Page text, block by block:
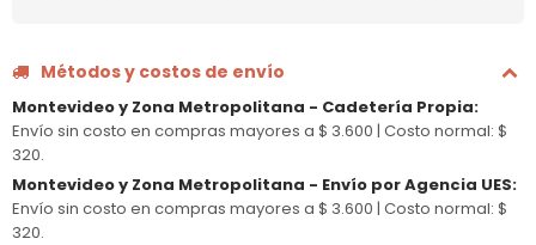
Métodos y costos de envío
Montevideo y Zona Metropolitana - Cadetería Propia:
Envío sin costo en compras mayores a $ 3.600 | Costo normal: $
320.
Montevideo y Zona Metropolitana - Envío por Agencia UES:
Envío sin costo en compras mayores a $ 3.600 | Costo normal: $
320.